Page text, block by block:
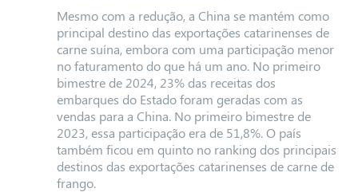
Mesmo com a redução, a China se mantém como
principal destino das exportações catarinenses de
carne suína, embora com uma participação menor
no faturamento do que há um ano. No primeiro
bimestre de 2024, 23% das receitas dos
embarques do Estado foram geradas com as
vendas para a China. No primeiro bimestre de
2023, essa participação era de 51,8%. O país
também ficou em quinto no ranking dos principais
destinos das exportações catarinenses de carne de
frango.